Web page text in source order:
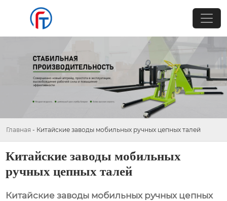
Главная - Китайские заводы мобильных ручных цепных талей
Китайские заводы мобильных
ручных цепных талей
Китайские заводы мобильных ручных цепных